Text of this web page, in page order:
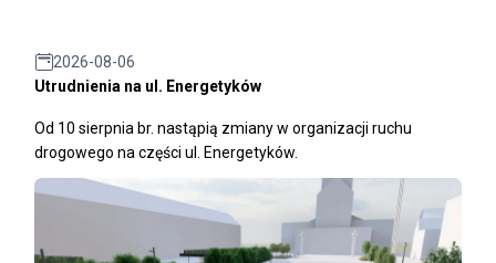
2026-08-06
Utrudnienia na ul. Energetyków
Od 10 sierpnia br. nastąpią zmiany w organizacji ruchu
drogowego na części ul. Energetyków.